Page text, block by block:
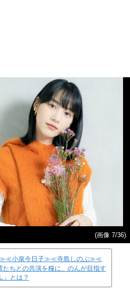
(画像 7/36)
小泉今日子≫≪寺島しのぶ≫≪
ちとの共演を糧に、のんが目指す
」とは？